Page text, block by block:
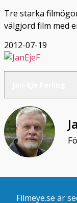
Tre starka
välgjord film med
2012-07-19
Filmeye.se är